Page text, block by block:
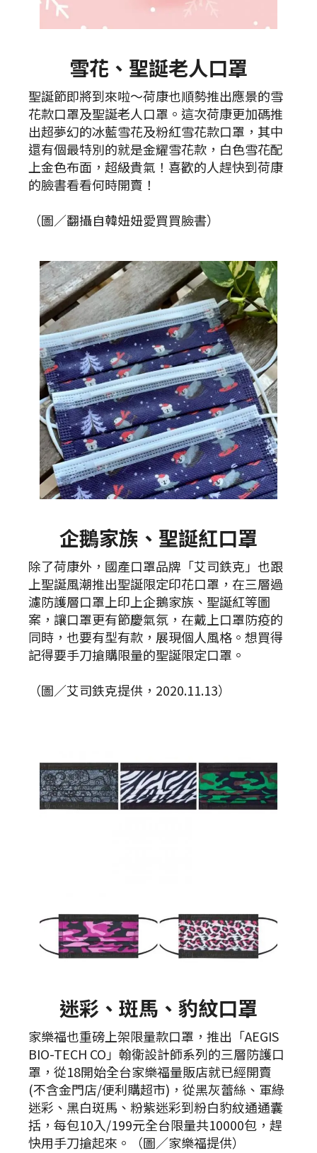
雪花、聖誕老人口罩
聖誕節即將到來啦～荷康也順勢推出應景的雪
花款口罩及聖誕老人口罩。這次荷康更加碼推
出超夢幻的冰藍雪花及粉紅雪花款口罩，其中
還有個最特別的就是金耀雪花款，白色雪花配
上金色布面，超級貴氣！喜歡的人趕快到荷康
的臉書看看何時開賣！
（圖／翻攝自韓妞妞愛買買臉書）
企鵝家族、聖誕紅口罩
除了荷康外，國產口罩品牌「艾司鉄克」也跟
上聖誕風潮推出聖誕限定印花口罩，在三層過
濾防護層口罩上印上企鵝家族、聖誕紅等圖
案，讓口罩更有節慶氣氛，在戴上口罩防疫的
同時，也要有型有款，展現個人風格。想買得
記得要手刀搶購限量的聖誕限定口罩。
（圖／艾司鉄克提供，2020.11.13）
迷彩、斑馬、豹紋口罩
家樂福也重磅上架限量款口罩，推出「AEGIS
BIO-TECH CO」翰衛設計師系列的三層防護口
罩，從18開始全台家樂福量販店就已經開賣
(不含金門店/便利購超市)，從黑灰蕾絲、軍綠
迷彩、黑白斑馬、粉紫迷彩到粉白豹紋通通囊
括，每包10入/199元全台限量共10000包，趕
快用手刀搶起來。（圖／家樂福提供）